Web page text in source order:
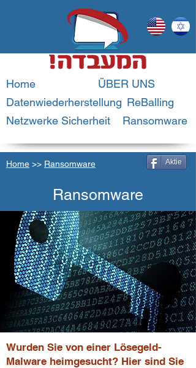
Home
ÜBER UNS
Datenwiederherstellung
Netzwerke Sicherheit
ReBalling
Ransomware
Home >> Ransomware Aktie
Ransomware
Wurden Sie von einer Lösegeld-
Malware heimgesucht? Hier sind Sie